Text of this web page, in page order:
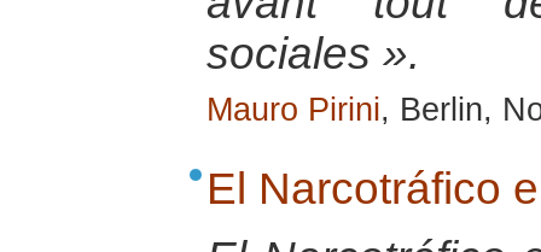
sociales ».
Mauro Pirini, Berlin,
El Narcotráfico